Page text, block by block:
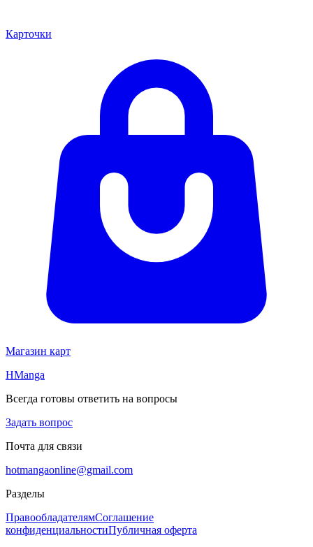
Карточки
Магазин карт
HManga
Всегда готовы ответить на вопросы
Задать вопрос
Почта для связи
hotmangaonline@gmail.com
Разделы
ПравообладателямСоглашение
конфиденциальностиПубличная оферта